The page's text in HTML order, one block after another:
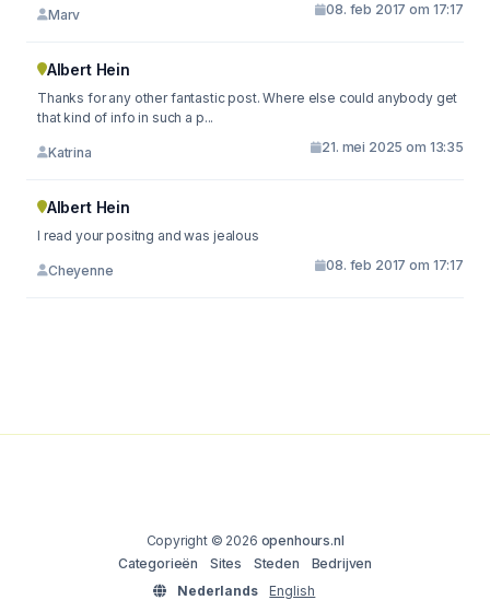
Marv 08. feb 2017 om 17:17
Albert Hein
Thanks for any other fantastic post. Where else could anybody get
that kind of info in such a p...
Katrina 21. mei 2025 om 13:35
Albert Hein
I read your positng and was jealous
Cheyenne 08. feb 2017 om 17:17
Copyright © 2026 openhours.nl
Categorieën
Sites Steden
Bedrijven
Nederlands
English